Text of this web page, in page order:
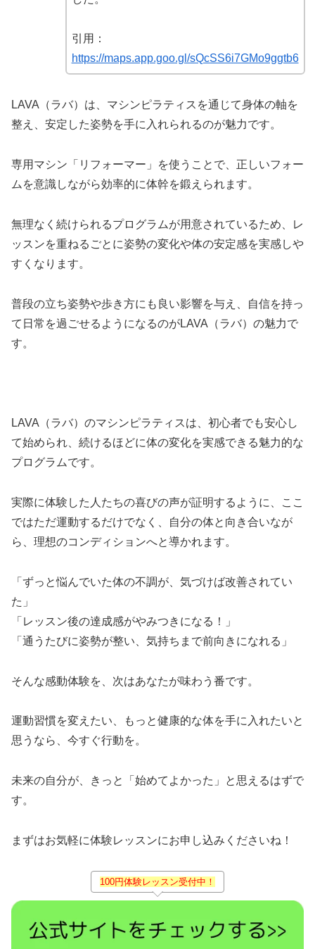
引用：
https://maps.app.goo.gl/sQcSS6i7GMo9ggtb6
LAVA（ラバ）は、マシンピラティスを通じて身体の軸を
整え、安定した姿勢を手に入れられるのが魅力です。
専用マシン「リフォーマー」を使うことで、正しいフォー
ムを意識しながら効率的に体幹を鍛えられます。
無理なく続けられるプログラムが用意されているため、レ
ッスンを重ねるごとに姿勢の変化や体の安定感を実感しや
すくなります。
普段の立ち姿勢や歩き方にも良い影響を与え、自信を持っ
て日常を過ごせるようになるのがLAVA（ラバ）の魅力で
す。
LAVA（ラバ）のマシンピラティスは、初心者でも安心し
て始められ、続けるほどに体の変化を実感できる魅力的な
プログラムです。
実際に体験した人たちの喜びの声が証明するように、ここ
ではただ運動するだけでなく、自分の体と向き合いなが
ら、理想のコンディションへと導かれます。
「ずっと悩んでいた体の不調が、気づけば改善されてい
た」
「レッスン後の達成感がやみつきになる！」
「通うたびに姿勢が整い、気持ちまで前向きになれる」
そんな感動体験を、次はあなたが味わう番です。
運動習慣を変えたい、もっと健康的な体を手に入れたいと
思うなら、今すぐ行動を。
未来の自分が、きっと「始めてよかった」と思えるはずで
す。
まずはお気軽に体験レッスンにお申し込みくださいね！
100円体験レッスン受付中！